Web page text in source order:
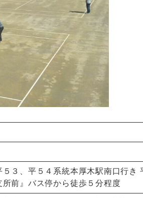
３、平５４系統本厚木駅南口行き
前』バス停から徒歩５分程度